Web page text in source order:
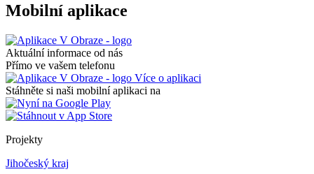
Mobilní aplikace
Aktuální informace od nás
Přímo ve vašem telefonu
Více o aplikaci
Stáhněte si naši mobilní aplikaci na
Projekty
Jihočeský kraj